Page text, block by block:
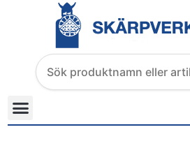
Search
products